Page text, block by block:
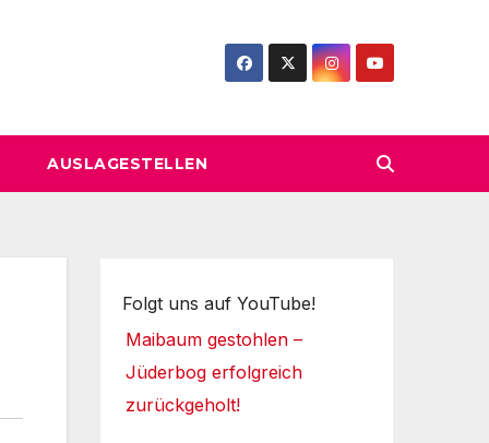
AUSLAGESTELLEN
Folgt uns auf YouTube!
Maibaum gestohlen –
Jüderbog erfolgreich
zurückgeholt!